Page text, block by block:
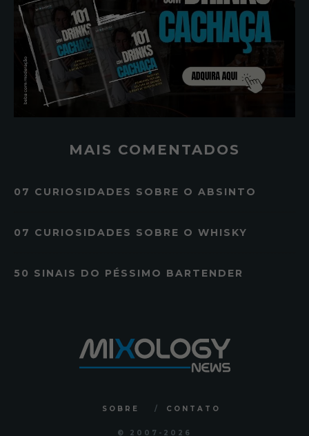
MAIS COMENTADOS
07 CURIOSIDADES SOBRE O ABSINTO
07 CURIOSIDADES SOBRE O WHISKY
50 SINAIS DO PÉSSIMO BARTENDER
SOBRE CONTATO
© 2007 -2026